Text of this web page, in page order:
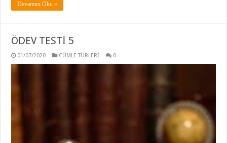
Devamını Oku »
ÖDEV TESTİ 5
01/07/2020 CÜMLE TÜRLERİ 0